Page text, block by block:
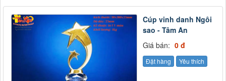
Cúp vinh danh Ngôi
sao - Tâm An
Giá bán: 0 đ
Đặt hàng Yêu thích